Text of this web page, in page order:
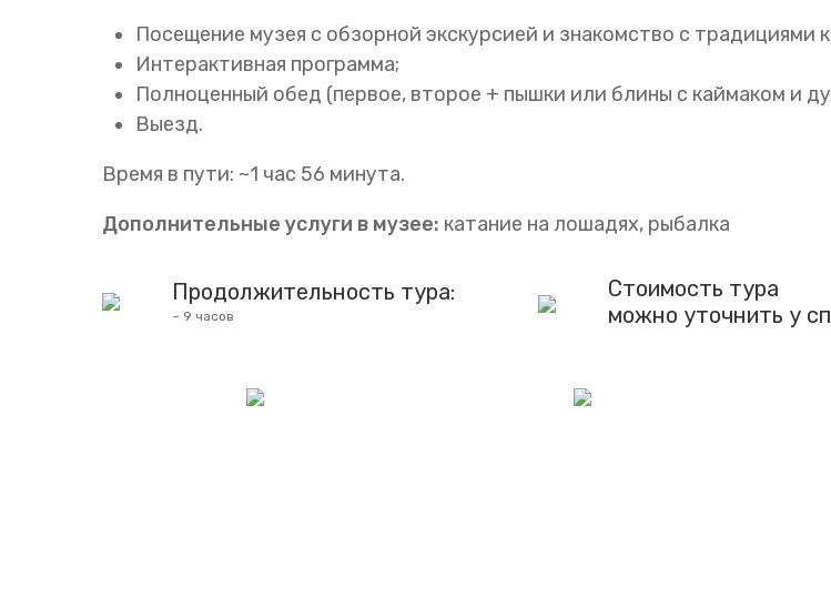
Посещение музея с обзорной экскурсией и знакомство с традициями
Интерактивная программа;
Полноценный обед (первое, второе + пышки или блины с каймаком и
Выезд.
Время в пути: ~1 час 56 минута.
Дополнительные услуги в музее: катание на лошадях, рыбалка
Продолжительность тура:
~ 9 часов
Стоимость тура
можно уточнить у